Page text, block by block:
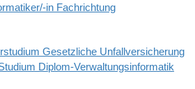
in Fachrichtung
Gesetzliche Unfallversicherung
Diplom-Verwaltungsinformatik